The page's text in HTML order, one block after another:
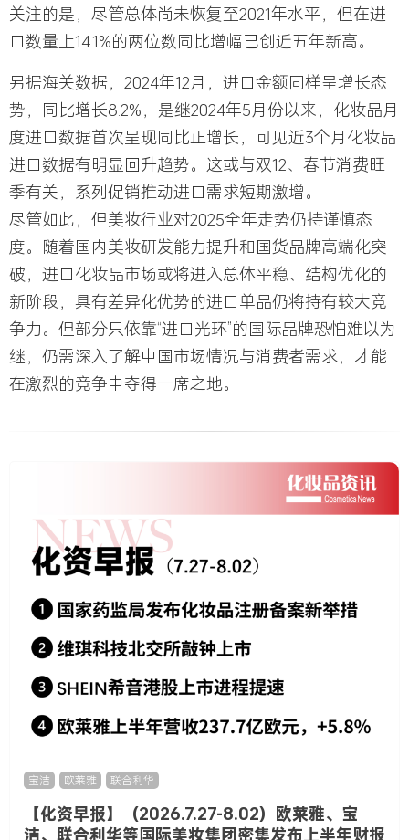
关注的是，尽管总体尚未恢复至2021年水平，但在进
口数量上14.1%的两位数同比增幅已创近五年新高。
另据海关数据，2024年12月，进口金额同样呈增长态
势，同比增长8.2%，是继2024年5月份以来，化妆品月
度进口数据首次呈现同比正增长，可见近3个月化妆品
进口数据有明显回升趋势。这或与双12、春节消费旺
季有关，系列促销推动进口需求短期激增。
尽管如此，但美妆行业对2025全年走势仍持谨慎态
度。随着国内美妆研发能力提升和国货品牌高端化突
破，进口化妆品市场或将进入总体平稳、结构优化的
新阶段，具有差异化优势的进口单品仍将持有较大竞
争力。但部分只依靠“进口光环”的国际品牌恐怕难以为
继，仍需深入了解中国市场情况与消费者需求，才能
在激烈的竞争中夺得一席之地。
宝洁 欧莱雅 联合利华
【化资早报】（2026.7.27-8.02）欧莱雅、宝
洁、联合利华等国际美妆集团密集发布上半年财报